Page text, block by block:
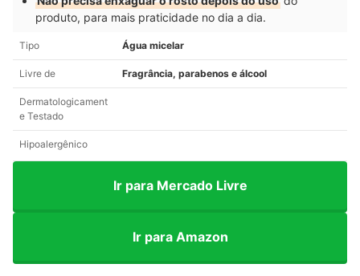
produto, para mais praticidade no dia a dia.
Tipo Água micelar
Livre de Fragrância, parabenos e álcool
Dermatologicament
e Testado
Hipoalergênico
Ir para Mercado Livre
Ir para Amazon